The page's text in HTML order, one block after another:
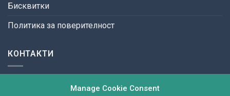
Manage Cookie Consent
Бисквитки
Политика за поверителност
КОНТАКТИ